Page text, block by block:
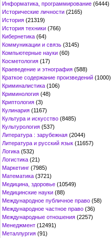
Информатика, программирование (6444)
Исторические личности (2165)
История (21319)
История техники (766)
Кибернетика (64)
Коммуникации и связь (3145)
Компьютерные науки (60)
Косметология (17)
Краеведение и этнография (588)
Краткое содержание произведений (1000)
Криминалистика (106)
Криминология (48)
Криптология (3)
Кулинария (1167)
Культура и искусство (8485)
Культурология (537)
Литература : зарубежная (2044)
Литература и русский язык (11657)
Логика (532)
Логистика (21)
Маркетинг (7985)
Математика (3721)
Медицина, здоровье (10549)
Медицинские науки (88)
Международное публичное право (58)
Международное частное право (36)
Международные отношения (2257)
Менеджмент (12491)
Металлургия (91)